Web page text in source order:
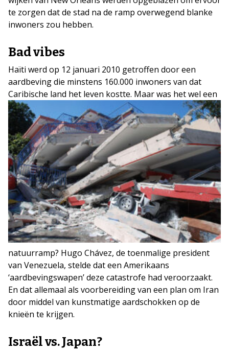
te zorgen dat de stad na de ramp overwegend blanke
inwoners zou hebben.
Bad vibes
Haïti werd op 12 januari 2010 getroffen door een
aardbeving die minstens 160.000 inwoners van dat
Caribische land het leven kostte. Maar was het wel een
natuurramp? Hugo Chávez, de toenmalige president
van Venezuela, stelde dat een Amerikaans
‘aardbevingswapen’ deze catastrofe had veroorzaakt.
En dat allemaal als voorbereiding van een plan om Iran
door middel van kunstmatige aardschokken op de
knieën te krijgen.
Israël vs. Japan?